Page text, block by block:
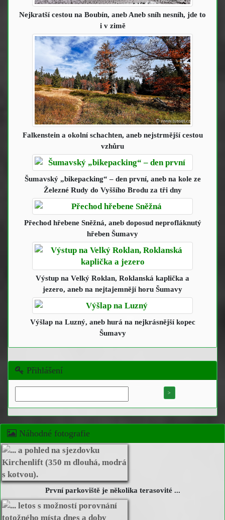
Nejkratší cestou na Boubín, aneb Aneb sníh nesníh, jde to
i v zimě
Falkenstein a okolní schachten, aneb nejstrmější cestou
vzhůru
Šumavský „bikepacking“ – den první, aneb na kole ze
Železné Rudy do Vyššího Brodu za tři dny
Přechod hřebene Sněžná, aneb doposud neprofláknutý
hřeben Šumavy
Výstup na Velký Roklan, Roklanská kaplička a
jezero, aneb na nejtajemnějí horu Šumavy
Výšlap na Luzný, aneb hurá na nejkrásnější kopec
Šumavy
Přihlášení
Náhodné fotografie
První parkoviště je několika terasovité ...